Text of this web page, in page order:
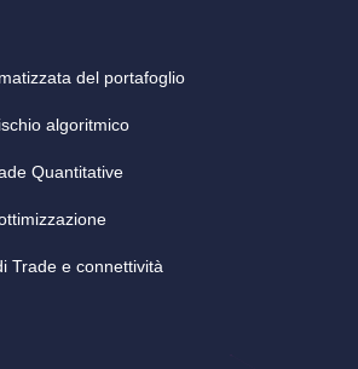
del portafoglio
algoritmico
Quantitative
Trade e connettività